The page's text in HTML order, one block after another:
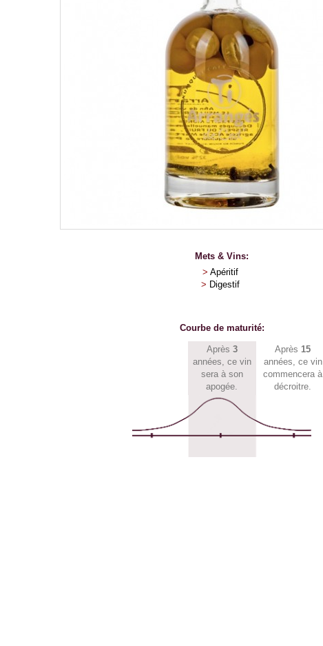
Mets & Vins:
> Apéritif
> Digestif
Courbe de maturité:
Après 3
années, ce vin
sera à son
apogée.
Après 15
années, ce vin
commencera à
décroitre.